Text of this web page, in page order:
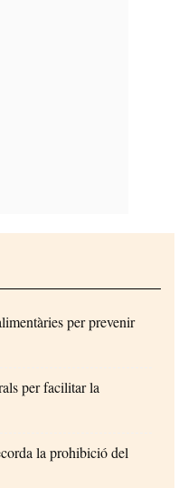
per prevenir
per facilitar la
la prohibició del